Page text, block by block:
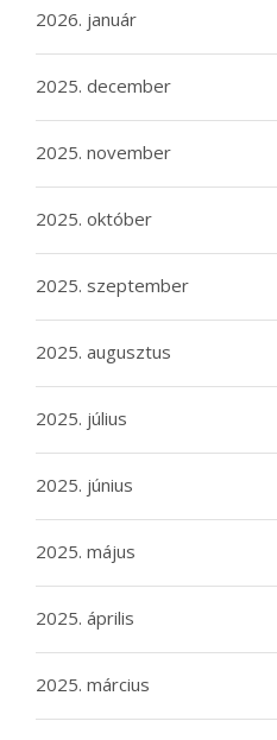
2026. január
2025. december
2025. november
2025. október
2025. szeptember
2025. augusztus
2025. július
2025. június
2025. május
2025. április
2025. március